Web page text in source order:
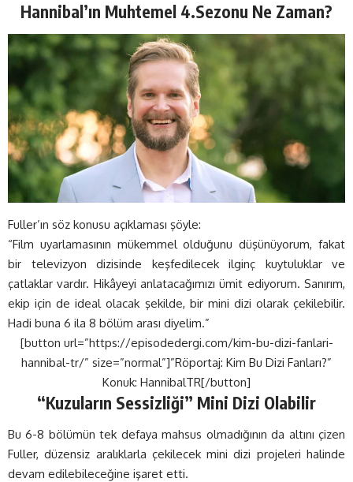
Hannibal’ın Muhtemel 4.Sezonu Ne Zaman?
Fuller’ın söz konusu açıklaması şöyle:
“Film uyarlamasının mükemmel olduğunu düşünüyorum, fakat
bir televizyon dizisinde keşfedilecek ilginç kuytuluklar ve
çatlaklar vardır. Hikâyeyi anlatacağımızı ümit ediyorum. Sanırım,
ekip için de ideal olacak şekilde, bir mini dizi olarak çekilebilir.
Hadi buna 6 ila 8 bölüm arası diyelim.”
[button url=”https://episodedergi.com/kim-bu-dizi-fanlari-
hannibal-tr/” size=”normal”]”Röportaj: Kim Bu Dizi Fanları?”
Konuk: HannibalTR[/button]
“Kuzuların Sessizliği” Mini Dizi Olabilir
Bu 6-8 bölümün tek defaya mahsus olmadığının da altını çizen
Fuller, düzensiz aralıklarla çekilecek mini dizi projeleri halinde
devam edilebileceğine işaret etti.